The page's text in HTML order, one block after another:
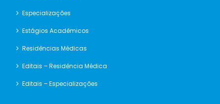
Especializações
Estágios Acadêmicos
Residências Médicas
Editais – Residência Médica
Editais – Especializações